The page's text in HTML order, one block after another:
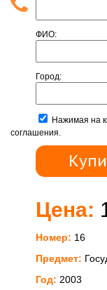
ФИО:
Город:
Нажимая на
соглашения.
Цена:
Номер: 16
Предмет:
Год: 2003